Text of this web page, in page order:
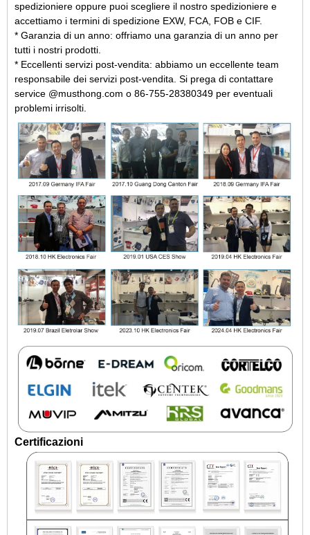
spedizioniere oppure puoi scegliere il nostro spedizioniere e
accettiamo i termini di spedizione EXW, FCA, FOB e CIF.
* Garanzia di un anno: offriamo una garanzia di un anno per
tutti i nostri prodotti.
* Eccellenti servizi post-vendita: abbiamo un eccellente team
responsabile dei servizi post-vendita. Si prega di contattare
service @musthong.com o 86-755-28380349 per eventuali
problemi irrisolti.
Certificazioni